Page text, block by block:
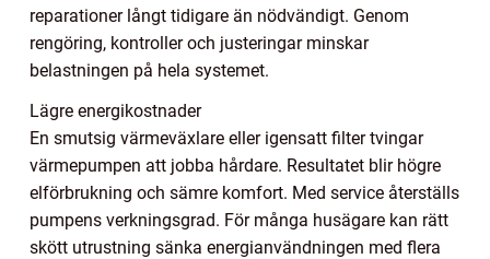
reparationer långt tidigare än nödvändigt. Genom
rengöring, kontroller och justeringar minskar
belastningen på hela systemet.
Lägre energikostnader
En smutsig värmeväxlare eller igensatt filter tvingar
värmepumpen att jobba hårdare. Resultatet blir högre
elförbrukning och sämre komfort. Med service återställs
pumpens verkningsgrad. För många husägare kan rätt
skött utrustning sänka energianvändningen med flera